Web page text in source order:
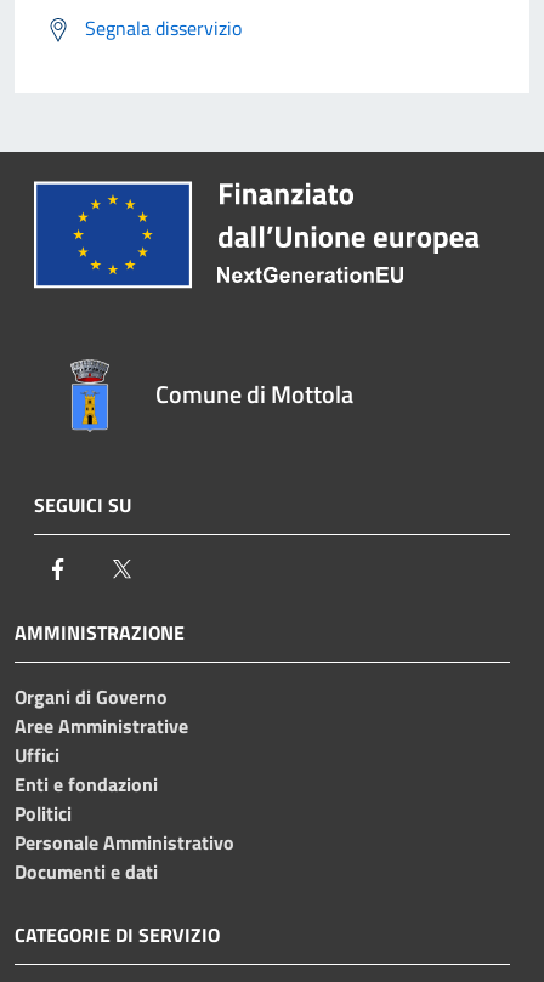
Segnala disservizio
Comune di Mottola
SEGUICI SU
Facebook
AMMINISTRAZIONE
Organi di Governo
Aree Amministrative
Uffici
Enti e fondazioni
Politici
Personale Amministrativo
Documenti e dati
CATEGORIE DI SERVIZIO